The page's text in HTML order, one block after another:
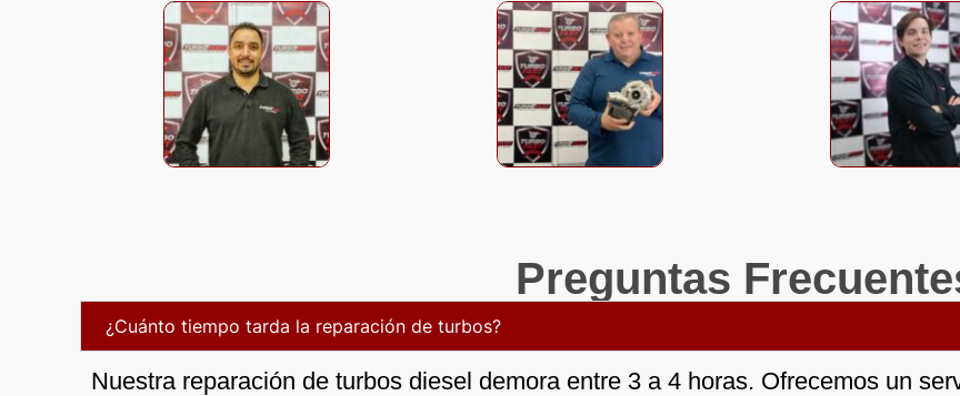
Preguntas
¿Cuánto tiempo tarda la reparación de turbos?
Nuestra reparación de turbos diesel demora entre 3 a 4 horas. Ofrecemos un